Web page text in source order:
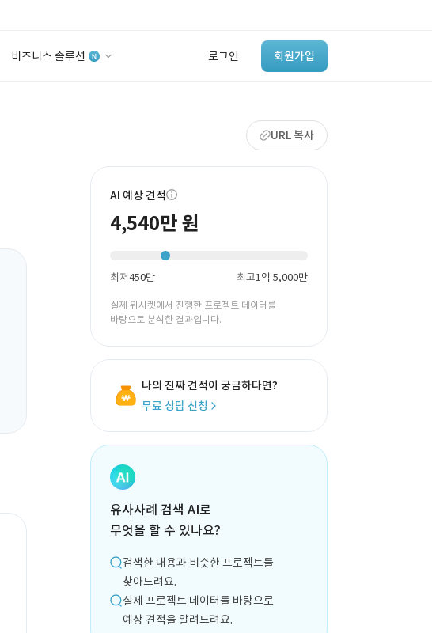
비즈니스 솔루션 로그인 회원가입
‘이런 거’ 만들어본
개발 회사 있어?
바로가기
URL 복사
AI 예상 견적
4,540만 원
최저450만 최고1억 5,000만
실제 위시켓에서 진행한 프로젝트 데이터를
바탕으로 분석한 결과입니다.
나의 진짜 견적이 궁금하다면?
무료 상담 신청
유사사례 검색 AI로
무엇을 할 수 있나요?
검색한 내용과 비슷한 프로젝트를
찾아드려요.
실제 프로젝트 데이터를 바탕으로
예상 견적을 알려드려요.